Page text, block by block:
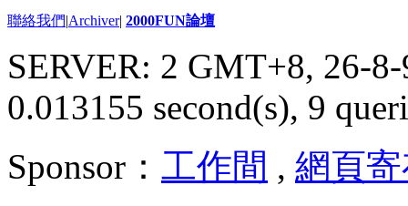
聯絡我們|Archiver| 2000FUN論壇
SERVER: 2 GMT+8, 26-
0.013155 second(s), 9
Sponsor： 工作間 , 網頁